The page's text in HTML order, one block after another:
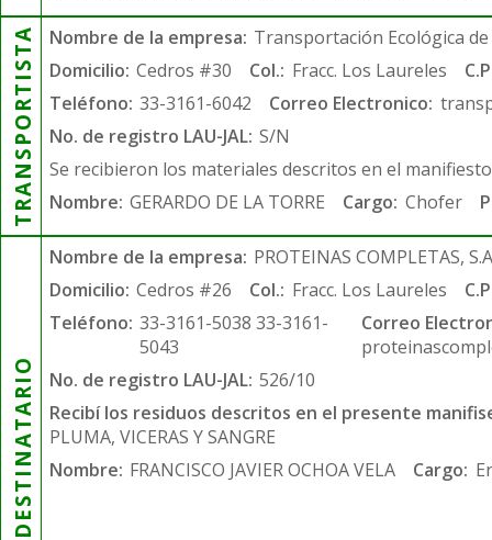
TRANSPORTISTA Nombre de la empresa: Transportación Ecológica de
Domicilio: Cedros #30 Col.: Fracc. Los Laureles
Teléfono: 33-3161-6042 Correo Electronico:
No. de registro LAU-JAL: S/N
Se recibieron los materiales descritos en el
Nombre: GERARDO DE LA TORRE Cargo: Chofer
DESTINATARIO
Nombre de la empresa: PROTEINAS COMPLETAS,
Domicilio: Cedros #26 Col.: Fracc. Los Laureles
Teléfono: 33-3161-5038 33-3161-
5043
Correo
No. de registro LAU-JAL: 526/10
Recibí los residuos descritos en el presente
PLUMA, VICERAS Y SANGRE
Nombre: FRANCISCO JAVIER OCHOA VELA Cargo: